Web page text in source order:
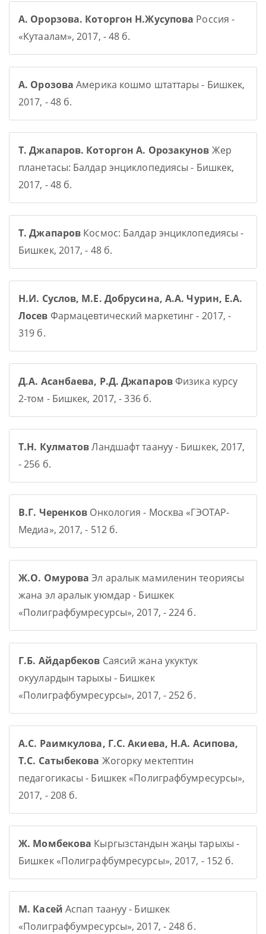
А. Орорзова. Которгон Н.Жусупова Россия -
«Кутаалам», 2017, - 48 б.
А. Орозова Америка кошмо штаттары - Бишкек,
2017, - 48 б.
Т. Джапаров. Которгон А. Орозакунов Жер
планетасы: Балдар энциклопедиясы - Бишкек,
2017, - 48 б.
Т. Джапаров Космос: Балдар энциклопедиясы -
Бишкек, 2017, - 48 б.
Н.И. Суслов, М.Е. Добрусина, А.А. Чурин, Е.А.
Лосев Фармацевтический маркетинг - 2017, -
319 б.
Д.А. Асанбаева, Р.Д. ДжапаровФизика курсу
2-том - Бишкек, 2017, - 336 б.
Т.Н. КулматовЛандшафт таануу - Бишкек, 2017,
- 256 б.
В.Г. Черенков Онкология - Москва «ГЭОТАР-
Медиа», 2017, - 512 б.
Ж.О. Омурова Эл аралык мамиленин теориясы
жана эл аралык уюмдар - Бишкек
«Полиграфбумресурсы», 2017, - 224 б.
Г.Б. Айдарбеков Саясий жана укуктук
окуулардын тарыхы - Бишкек
«Полиграфбумресурсы», 2017, - 252 б.
А.С. Раимкулова, Г.С. Акиева, Н.А. Асипова,
Т.С. Сатыбекова Жогорку мектептин
педагогикасы - Бишкек «Полиграфбумресурсы»,
2017, - 208 б.
Ж. Момбекова Кыргызстандын жаңы тарыхы -
Бишкек «Полиграфбумресурсы», 2017, - 152 б.
М. Касей Аспап таануу - Бишкек
«Полиграфбумресурсы», 2017, - 248 б.